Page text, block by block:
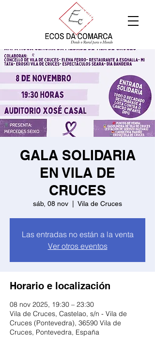
GALA SOLIDARIA
EN VILA DE
CRUCES
sáb, 08 nov Vila de Cruces
Las entradas no están a la venta
Ver otros eventos
Horario e localización
08 nov 2025, 19:30 – 23:30
Vila de Cruces, Castelao, s/n - Vila de
Cruces (Pontevedra), 36590 Vila de
Cruces, Pontevedra, España